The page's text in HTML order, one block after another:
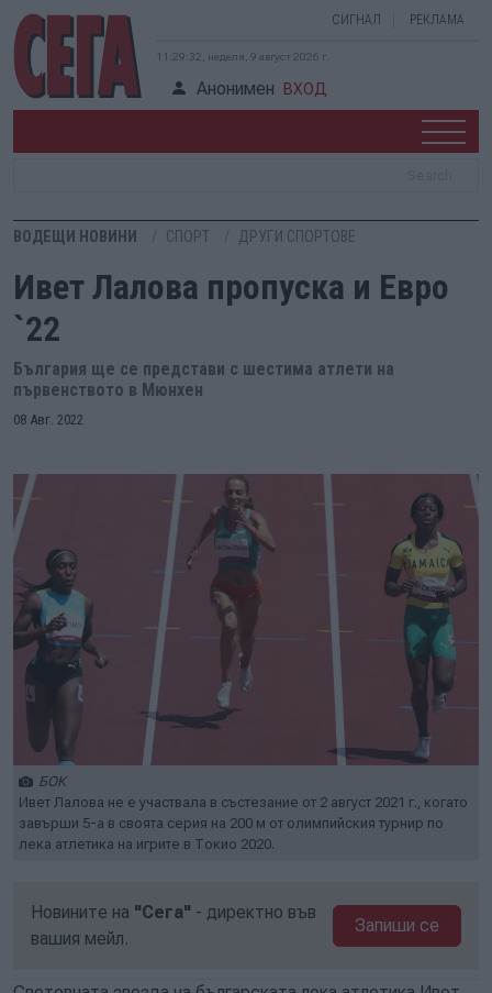
СИГНАЛ РЕКЛАМА
11:29:33, неделя, 9 август 2026 г.
Анонимен ВХОД
ВОДЕЩИ НОВИНИ СПОРТ ДРУГИ СПОРТОВЕ
Ивет Лалова пропуска и Евро
`22
България ще се представи с шестима атлети на
първенството в Мюнхен
08 Авг. 2022
БОК
Ивет Лалова не е участвала в състезание от 2 август 2021 г., когато
завърши 5-а в своята серия на 200 м от олимпийския турнир по
лека атлетика на игрите в Токио 2020.
Новините на "Сега" - директно във
вашия мейл.
Запиши се